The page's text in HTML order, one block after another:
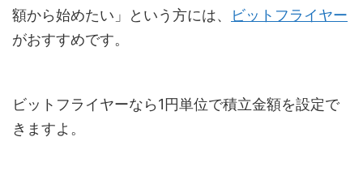
額から始めたい」という方には、
ビットフライヤー
がおすすめです。
ビットフライヤーなら1円単位で積立金額を設定で
きますよ。